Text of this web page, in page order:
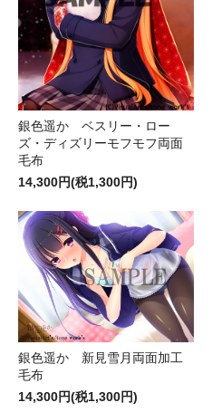
銀色遥か ベスリー・ロー
ズ・ディズリーモフモフ両面
毛布
14,300円(税1,300円)
銀色遥か 新見雪月両面加工
毛布
14,300円(税1,300円)